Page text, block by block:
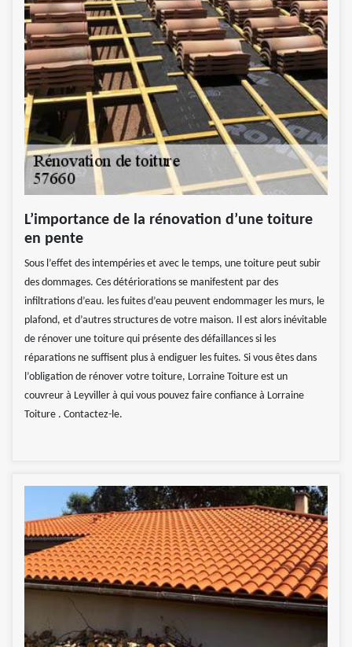
L’importance de la rénovation d’une toiture
en pente
Sous l’effet des intempéries et avec le temps, une toiture peut subir
des dommages. Ces détériorations se manifestent par des
infiltrations d’eau. les fuites d’eau peuvent endommager les murs, le
plafond, et d’autres structures de votre maison. Il est alors inévitable
de rénover une toiture qui présente des défaillances si les
réparations ne suffisent plus à endiguer les fuites. Si vous êtes dans
l’obligation de rénover votre toiture, Lorraine Toiture est un
couvreur à Leyviller à qui vous pouvez faire confiance à Lorraine
Toiture . Contactez-le.